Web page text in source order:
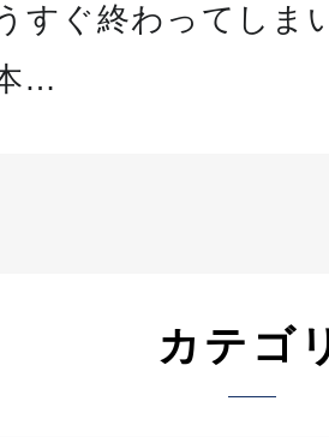
すぐ終わってしま
…
カテゴ